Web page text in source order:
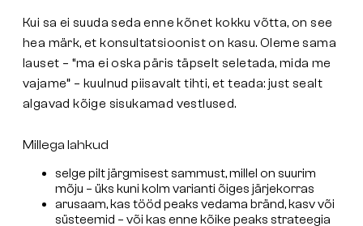
Kui sa ei suuda seda enne kõnet kokku võtta, on see
hea märk, et konsultatsioonist on kasu. Oleme sama
lauset – “ma ei oska päris täpselt seletada, mida me
vajame” – kuulnud piisavalt tihti, et teada: just sealt
algavad kõige sisukamad vestlused.
Millega lahkud
selge pilt järgmisest sammust, millel on suurim
mõju – üks kuni kolm varianti õiges järjekorras
arusaam, kas tööd peaks vedama bränd, kasv või
süsteemid – või kas enne kõike peaks strateegia